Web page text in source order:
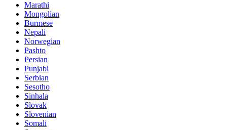
Marathi
Mongolian
Burmese
Nepali
Norwegian
Pashto
Persian
Punjabi
Serbian
Sesotho
Sinhala
Slovak
Slovenian
Somali